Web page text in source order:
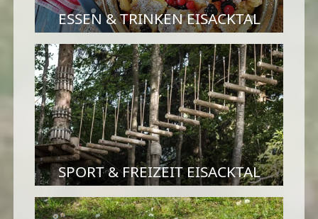
ESSEN & TRINKEN EISACKTAL
SPORT & FREIZEIT EISACKTAL